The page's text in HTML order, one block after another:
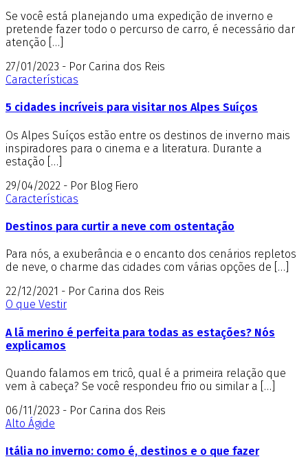
Se você está planejando uma expedição de inverno e
pretende fazer todo o percurso de carro, é necessário dar
atenção […]
27/01/2023 - Por Carina dos Reis
Características
5 cidades incríveis para visitar nos Alpes Suíços
Os Alpes Suíços estão entre os destinos de inverno mais
inspiradores para o cinema e a literatura. Durante a
estação […]
29/04/2022 - Por Blog Fiero
Características
Destinos para curtir a neve com ostentação
Para nós, a exuberância e o encanto dos cenários repletos
de neve, o charme das cidades com várias opções de […]
22/12/2021 - Por Carina dos Reis
O que Vestir
A lã merino é perfeita para todas as estações? Nós
explicamos
Quando falamos em tricô, qual é a primeira relação que
vem à cabeça? Se você respondeu frio ou similar a […]
06/11/2023 - Por Carina dos Reis
Alto Ágide
Itália no inverno: como é, destinos e o que fazer